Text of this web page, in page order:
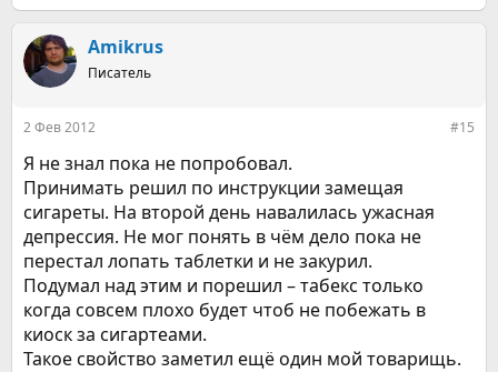
Amikrus
Писатель
2 Фев 2012 #15
Я не знал пока не попробовал.
Принимать решил по инструкции замещая
сигареты. На второй день навалилась ужасная
депрессия. Не мог понять в чём дело пока не
перестал лопать таблетки и не закурил.
Подумал над этим и порешил – табекс только
когда совсем плохо будет чтоб не побежать в
киоск за сигартеами.
Такое свойство заметил ещё один мой товарищь.